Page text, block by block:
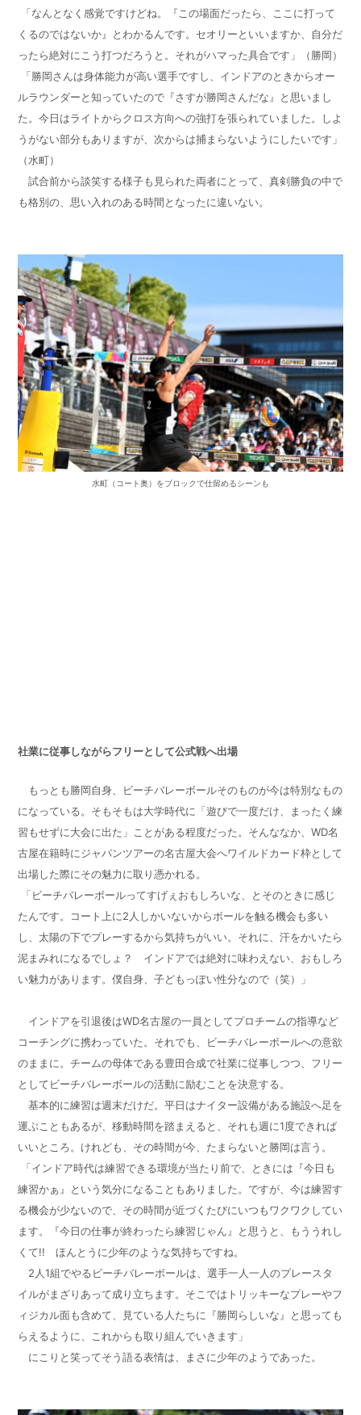
「なんとなく感覚ですけどね。『この場面だったら、ここに打って
くるのではないか』とわかるんです。セオリーといいますか、自分だ
ったら絶対にこう打つだろうと。それがハマった具合です」（勝岡）
「勝岡さんは身体能力が高い選手ですし、インドアのときからオー
ルラウンダーと知っていたので『さすが勝岡さんだな』と思いまし
た。今日はライトからクロス方向への強打を張られていました。しよ
うがない部分もありますが、次からは捕まらないようにしたいです」
（水町）
試合前から談笑する様子も見られた両者にとって、真剣勝負の中で
も格別の、思い入れのある時間となったに違いない。
水町（コート奥）をブロックで仕留めるシーンも
社業に従事しながらフリーとして公式戦へ出場
もっとも勝岡自身、ビーチバレーボールそのものが今は特別なもの
になっている。そもそもは大学時代に「遊びで一度だけ、まったく練
習もせずに大会に出た」ことがある程度だった。そんななか、WD名
古屋在籍時にジャパンツアーの名古屋大会へワイルドカード枠として
出場した際にその魅力に取り憑かれる。
「ビーチバレーボールってすげぇおもしろいな、とそのときに感じ
たんです。コート上に2 人しかいないからボールを触る機会も多い
し、太陽の下でプレーするから気持ちがいい。それに、汗をかいたら
泥まみれになるでしょ？ インドアでは絶対に味わえない、おもしろ
い魅力があります。僕自身、子どもっぽい性分なので（笑）」
インドアを引退後はWD名古屋の一員としてプロチームの指導など
コーチングに携わっていた。それでも、ビーチバレーボールへの意欲
のままに。チームの母体である豊田合成で社業に従事しつつ、フリー
としてビーチバレーボールの活動に励むことを決意する。
基本的に練習は週末だけだ。平日はナイター設備がある施設へ足を
運ぶこともあるが、移動時間を踏まえると、それも週に1度できれば
いいところ。けれども、その時間が今、たまらないと勝岡は言う。
「インドア時代は練習できる環境が当たり前で、ときには『今日も
練習かぁ』という気分になることもありました。ですが、今は練習す
る機会が少ないので、その時間が近づくたびにいつもワクワクしてい
ます。『今日の仕事が終わったら練習じゃん』と思うと、もううれし
くて!! ほんとうに少年のような気持ちですね。
2 人1組でやるビーチバレーボールは、選手一人一人のプレースタ
イルがまざりあって成り立ちます。そこではトリッキーなプレーやフ
ィジカル面も含めて、見ている人たちに『勝岡らしいな』と思っても
らえるように、これからも取り組んでいきます」
にこりと笑ってそう語る表情は、まさに少年のようであった。